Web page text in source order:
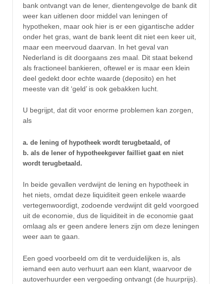
bank ontvangt van de lener, dientengevolge de bank dit
weer kan uitlenen door middel van leningen of
hypotheken, maar ook hier is er een gigantische adder
onder het gras, want de bank leent dit niet een keer uit,
maar een meervoud daarvan. In het geval van
Nederland is dit doorgaans zes maal. Dit staat bekend
als fractioneel bankieren, oftewel er is maar een klein
deel gedekt door echte waarde (deposito) en het
meeste van dit ‘geld’ is ook gebakken lucht.
U begrijpt, dat dit voor enorme problemen kan zorgen,
als
a. de lening of hypotheek wordt terugbetaald, of
b. als de lener of hypotheekgever failliet gaat en niet
wordt terugbetaald.
In beide gevallen verdwijnt de lening en hypotheek in
het niets, omdat deze liquiditeit geen enkele waarde
vertegenwoordigt, zodoende verdwijnt dit geld voorgoed
uit de economie, dus de liquiditeit in de economie gaat
omlaag als er geen andere leners zijn om deze leningen
weer aan te gaan.
Een goed voorbeeld om dit te verduidelijken is, als
iemand een auto verhuurt aan een klant, waarvoor de
autoverhuurder een vergoeding ontvangt (de huurprijs).